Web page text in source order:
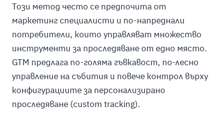
Този метод често се предпочита от
маркетинг специалисти и по-напреднали
потребители, които управляват множество
инструменти за проследяване от едно място.
GTM предлага по-голяма гъвкавост, по-лесно
управление на събития и повече контрол върху
конфигурациите за персонализирано
проследяване (custom tracking).